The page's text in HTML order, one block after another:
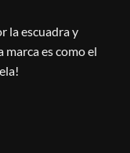
la escuadra y
es como el